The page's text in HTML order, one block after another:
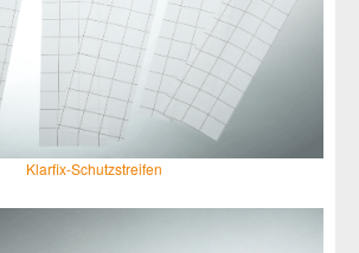
Klarfix-Schutzstreifen